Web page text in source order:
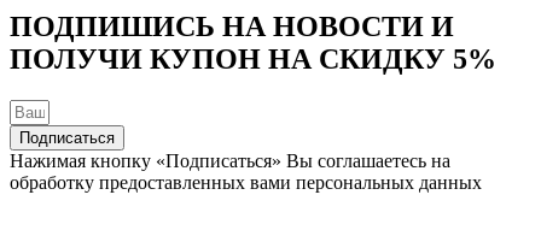
можно
выбрать
на
ПОДПИШИСЬ НА НОВОСТИ И
ПОЛУЧИ КУПОН НА СКИДКУ 5%
Подписаться
Нажимая кнопку «Подписаться» Вы соглашаетесь на
обработку предоставленных вами персональных данных